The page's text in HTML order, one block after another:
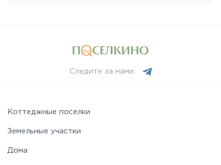
Следите за нами:
Коттеджные поселки
Земельные участки
Дома